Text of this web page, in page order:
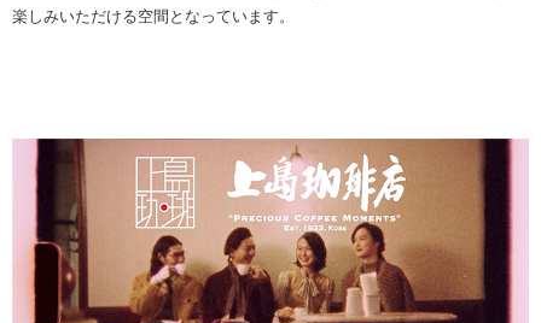
楽しみいただける空間となっています。